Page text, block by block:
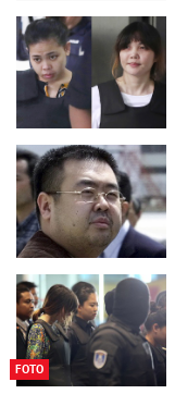
FOTO